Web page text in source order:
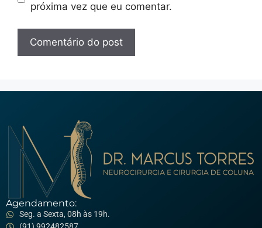
próxima vez que eu comentar.
Agendamento:
Seg. a Sexta, 08h às 19h.